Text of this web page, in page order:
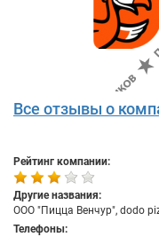
Все отзывы о
Рейтинг компании:
Другие названия:
ООО "Пицца Венчур", dodo
Телефоны: